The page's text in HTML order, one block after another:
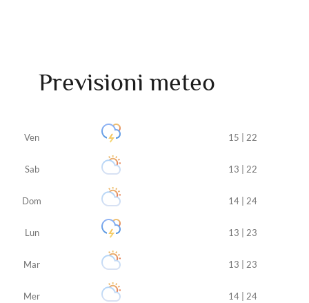
Previsioni meteo
Ven 15 | 22
Sab 13 | 22
Dom 14 | 24
Lun 13 | 23
Mar 13 | 23
Mer 14 | 24